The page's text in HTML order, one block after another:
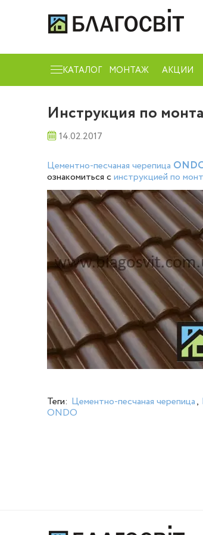
КАТАЛОГ МОНТАЖ АКЦИИ
Инструкция по
14.02.2017
Цементно-песчаная черепица
ознакомиться синструкцией по
Теги: Цементно-песчаная черепица,
ONDO